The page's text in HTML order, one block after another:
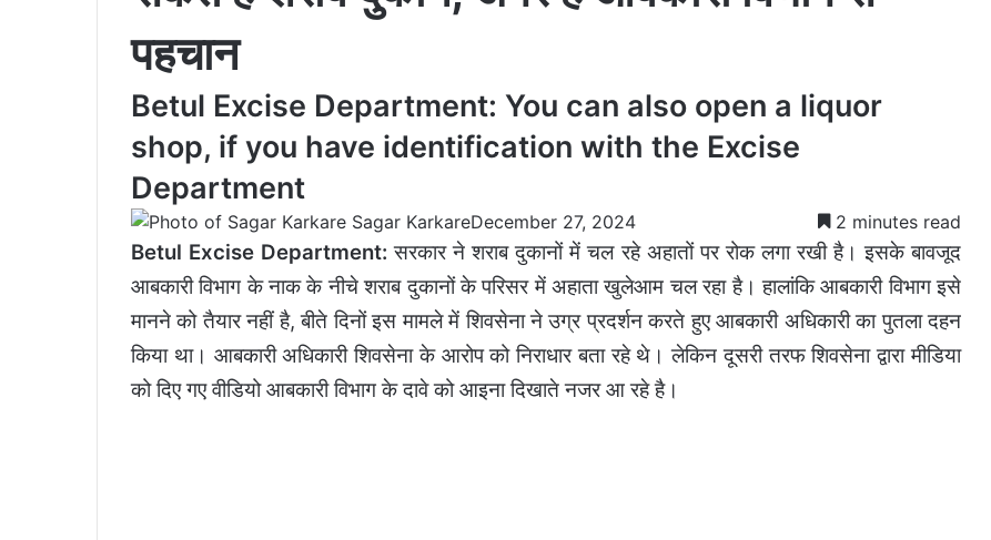
पहचान
Betul Excise Department: You can also open a liquor
shop, if you have identification with the Excise
Department
Sagar KarkareDecember 27, 2024 2 minutes read
Betul Excise Department: सरकार ने शराब दुकानों में चल रहे अहातों पर रोक लगा रखी है। इसके बावजूद
आबकारी विभाग के नाक के नीचे शराब दुकानों के परिसर में अहाता खुलेआम चल रहा है। हालांकि आबकारी विभाग इसे
मानने को तैयार नहीं है, बीते दिनों इस मामले में शिवसेना ने उग्र प्रदर्शन करते हुए आबकारी अधिकारी का पुतला दहन
किया था। आबकारी अधिकारी शिवसेना के आरोप को निराधार बता रहे थे। लेकिन दूसरी तरफ शिवसेना द्वारा मीडिया
को दिए गए वीडियो आबकारी विभाग के दावे को आइना दिखाते नजर आ रहे है।